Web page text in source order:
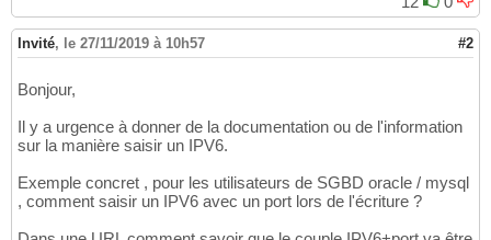
Invité, le 27/11/2019 à 10h57 #2
Bonjour,
Il y a urgence à donner de la documentation ou de l'information
sur la manière saisir un IPV6.
Exemple concret , pour les utilisateurs de SGBD oracle / mysql
, comment saisir un IPV6 avec un port lors de l'écriture ?